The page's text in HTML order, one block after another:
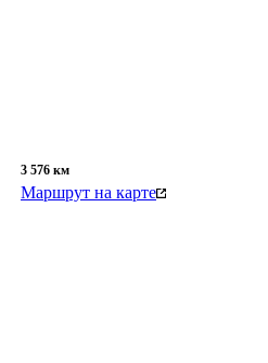
3 576 км
Маршрут на карте